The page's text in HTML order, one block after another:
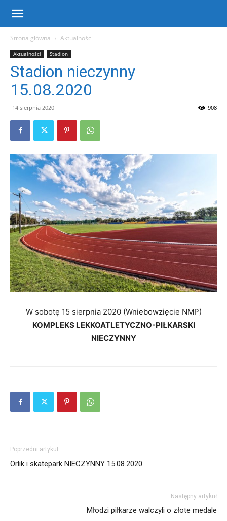
Centrum
Sportu
Rekreacji
Warce
Strona główna Aktualności
Aktualności Stadion
Stadion nieczynny
15.08.2020
14 sierpnia 2020 908
W sobotę 15 sierpnia 2020 (Wniebowzięcie NMP)
KOMPLEKS LEKKOATLETYCZNO-PIŁKARSKI
NIECZYNNY
Poprzedni artykuł
Orlik i skatepark NIECZYNNY 15.08.2020
Następny artykuł
Młodzi piłkarze walczyli o złote medale